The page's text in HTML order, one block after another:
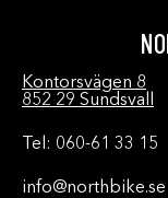
Kontorsvägen 8
852 29 Sundsvall
Tel: 060-61 33 15
info@northbike.se